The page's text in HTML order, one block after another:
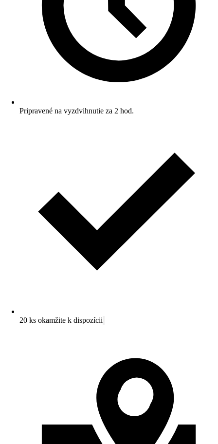
Pripravené na vyzdvihnutie za 2 hod.
20 ks okamžite k dispozícii